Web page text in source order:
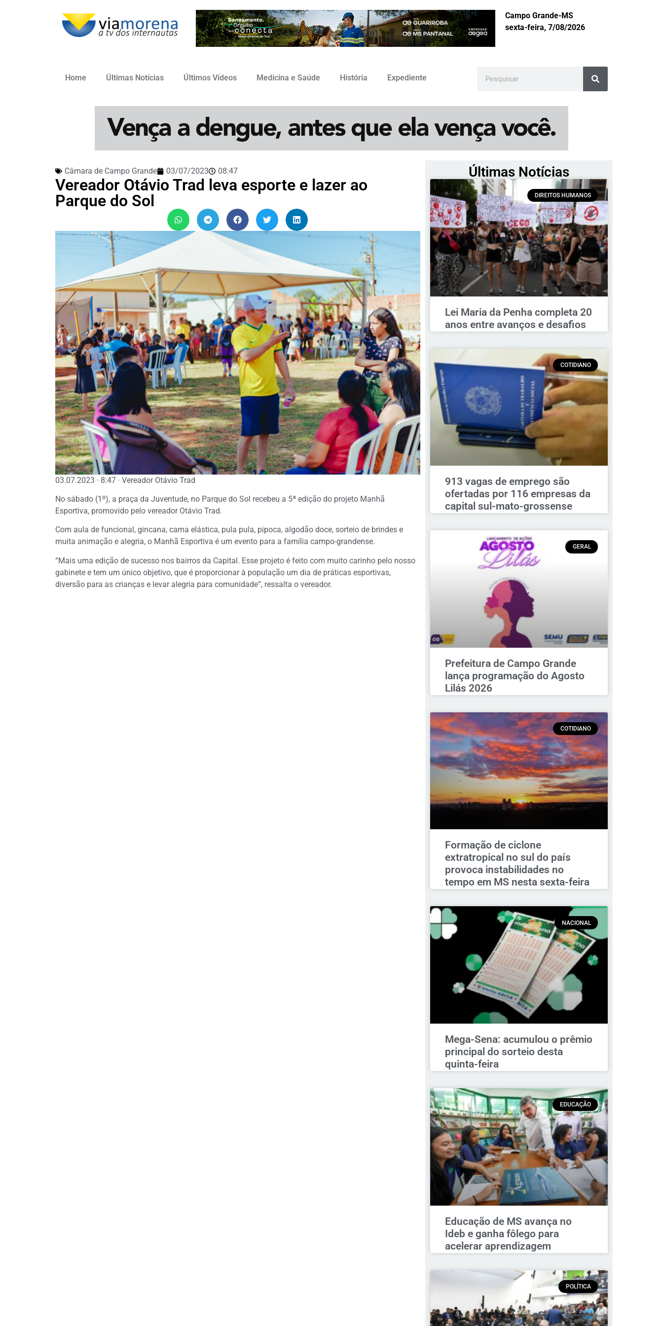
Campo Grande-MS
sexta-feira, 7/08/2026
Home Últimas Notícias Últimos Vídeos Medicina e Saúde História Expediente
Câmara de Campo Grande 03/07/2023 08:47
Vereador Otávio Trad leva esporte e lazer ao
Parque do Sol
03.07.2023 · 8:47 · Vereador Otávio Trad
No sábado (1º), a praça da Juventude, no Parque do Sol recebeu a 5ª edição do projeto Manhã
Esportiva, promovido pelo vereador Otávio Trad.
Com aula de funcional, gincana, cama elástica, pula pula, pipoca, algodão doce, sorteio de brindes e
muita animação e alegria, o Manhã Esportiva é um evento para a família campo-grandense.
“Mais uma edição de sucesso nos bairros da Capital. Esse projeto é feito com muito carinho pelo nosso
gabinete e tem um único objetivo, que é proporcionar à população um dia de práticas esportivas,
diversão para as crianças e levar alegria para comunidade”, ressalta o vereador.
Últimas Notícias
DIREITOS HUMANOS
Lei Maria da Penha completa 20
anos entre avanços e desafios
COTIDIANO
913 vagas de emprego são
ofertadas por 116 empresas da
capital sul-mato-grossense
GERAL
Prefeitura de Campo Grande
lança programação do Agosto
Lilás 2026
COTIDIANO
Formação de ciclone
extratropical no sul do país
provoca instabilidades no
tempo em MS nesta sexta-feira
NACIONAL
Mega-Sena: acumulou o prêmio
principal do sorteio desta
quinta-feira
EDUCAÇÃO
Educação de MS avança no
Ideb e ganha fôlego para
acelerar aprendizagem
POLÍTICA